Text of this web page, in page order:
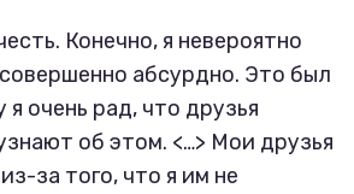
Конечно, я невероятно
абсурдно. Это был
я очень рад, что друзья
об этом. <…> Мои друзья
за того, что я им не